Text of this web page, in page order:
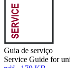
Guia de serviço
Service Guide for